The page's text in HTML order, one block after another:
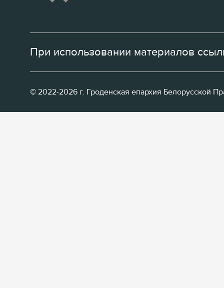
При использовании материалов
© 2022-2026 г. Гроденская епархия Белорусской